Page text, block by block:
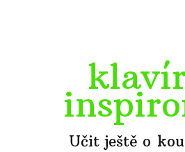
Učit ještě o